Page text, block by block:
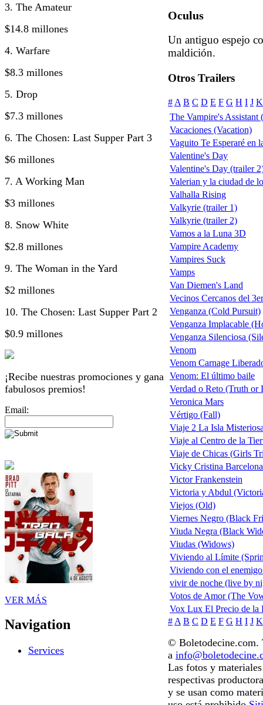
3. The Amateur
$14.8 millones
4. Warfare
$8.3 millones
5. Drop
$7.3 millones
6. The Chosen: Last Supper Part 3
$6 millones
7. A Working Man
$3 millones
8. Snow White
$2.8 millones
9. The Woman in the Yard
$2 millones
10. The Chosen: Last Supper Part 2
$0.9 millones
¡Recibe nuestras promociones y gana
fabulosos premios!
Email:
VER MÁS
Navigation
Services
Oculus
Un antiguo espejo
maldición.
Otros Trailers
# A B C D E F G H I J K
The Vampire's
Vacaciones (Vacation)
Vaguito Te Esperaré en
Valentine's Day
Valentine's Day (trailer
Valerian y la ciudad de
Valhalla Rising
Valkyrie (trailer 1)
Valkyrie (trailer 2)
Vamos a la Luna 3D
Vampire Academy
Vampires Suck
Vamps
Van Diemen's Land
Vecinos Cercanos del
Venganza (Cold Pursuit)
Venganza Implacable
Venganza Silenciosa
Venom
Venom Carnage
Venom: El último baile
Verdad o Reto (Truth or
Veronica Mars
Vértigo (Fall)
Viaje 2 La Isla
Viaje al Centro de la
Viaje de Chicas (Girls
Vicky Cristina Barcelona
Victor Frankenstein
Victoria y Abdul
Viejos (Old)
Viernes Negro (Black
Viuda Negra (Black
Viudas (Widows)
Viviendo al Límite
Viviendo con el
vivir de noche (live by
Votos de Amor (The
Vox Lux El Precio de la
# A B C D E F G H I J K
© Boletodecine.com.
a
Las fotos y
respectivas
y se usan como